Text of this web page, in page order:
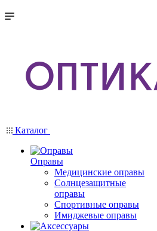
Каталог
Оправы
Медицинские оправы
Солнцезащитные
оправы
Спортивные оправы
Имиджевые оправы